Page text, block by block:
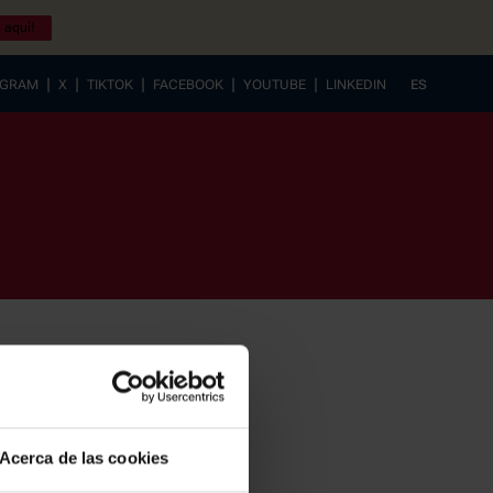
Acerca de las cookies
aquí!
| X | TIKTOK | FACEBOOK | YOUTUBE | LINKEDIN
ES